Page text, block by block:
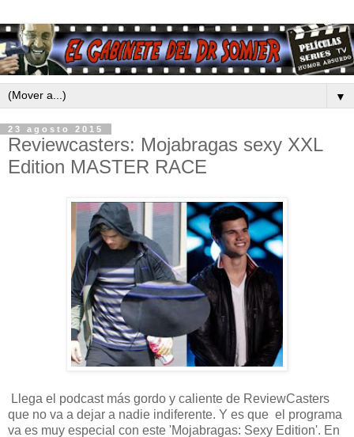
▼
23 agosto 2015
Reviewcasters: Mojabragas sexy XXL
Edition MASTER RACE
Llega el podcast más gordo y caliente de ReviewCasters
que no va a dejar a nadie indiferente. Y es que el programa
va es muy especial con este 'Mojabragas: Sexy Edition'. En